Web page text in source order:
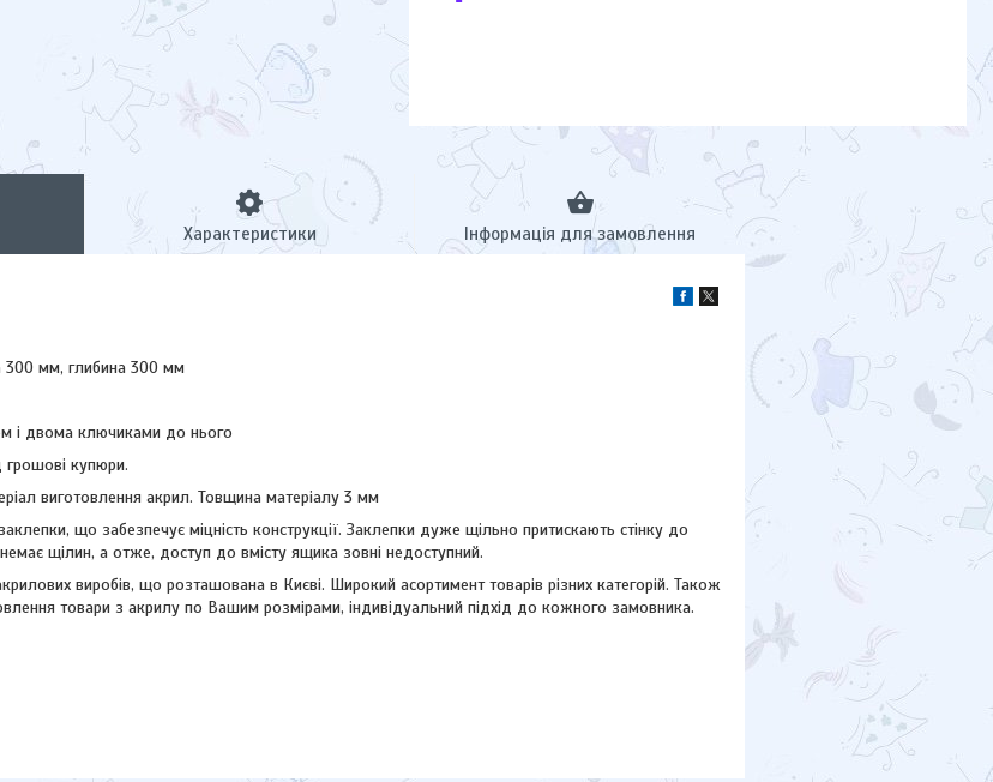
Характеристики Інформація для замовлення
мм, глибина 300 мм
і двома ключиками до нього
грошові купюри.
виготовлення акрил. Товщина матеріалу 3 мм
що забезпечує міцність конструкції. Заклепки дуже щільно притискають стінку до
щілин, а отже, доступ до вмісту ящика зовні недоступний.
виробів, що розташована в Києві. Широкий асортимент товарів різних категорій. Також
товари з акрилу по Вашим розмірами, індивідуальний підхід до кожного замовника.